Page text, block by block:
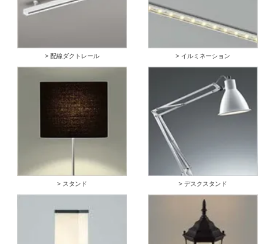
> 配線ダクトレール > イルミネーション
> スタンド > デスクスタンド